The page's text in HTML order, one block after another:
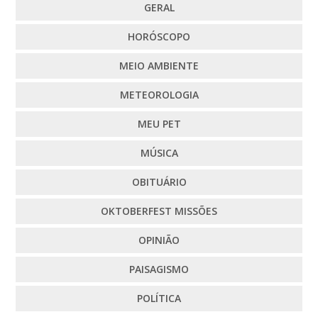
GERAL
HORÓSCOPO
MEIO AMBIENTE
METEOROLOGIA
MEU PET
MÚSICA
OBITUÁRIO
OKTOBERFEST MISSÕES
OPINIÃO
PAISAGISMO
POLÍTICA